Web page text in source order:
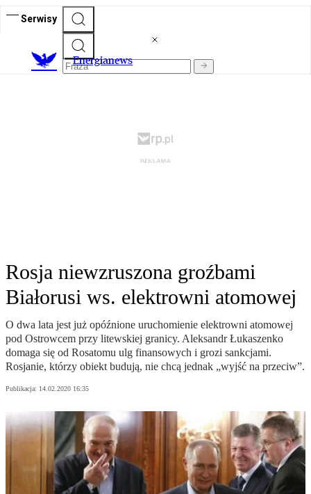
Serwisy
Energianews
Rosja niewzruszona groźbami
Białorusi ws. elektrowni atomowej
O dwa lata jest już opóźnione uruchomienie elektrowni atomowej
pod Ostrowcem przy litewskiej granicy. Aleksandr Łukaszenko
domaga się od Rosatomu ulg finansowych i grozi sankcjami.
Rosjanie, którzy obiekt budują, nie chcą jednak „wyjść na przeciw”.
Publikacja: 14.02.2020 16:35